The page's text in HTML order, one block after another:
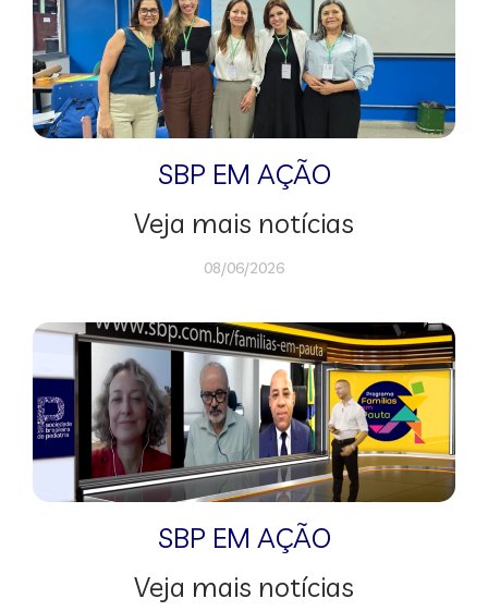
SBP EM AÇÃO
Veja mais notícias
08/06/2026
SBP EM AÇÃO
Veja mais notícias